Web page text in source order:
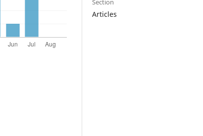
Section
Articles